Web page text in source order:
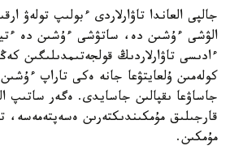
جالپى العاندا تاۋارلاردى ءبولىپ تولەۋ
الۋشى ءۇشىن دە، ساتۋشى ءۇشىن دە
ءادىسى تاۋارلاردىڭ قولجەتىمدىلىگىن
كولەمىن ۇلعايتۋعا جانە ەكى تاراپ
جاساۋعا ىقپالىن جاسايدى. ەگەر ساتىپ
قارجىلىق مۇمكىندىكتەرىن ەسەپتەمەسە،
مۇمكىن.